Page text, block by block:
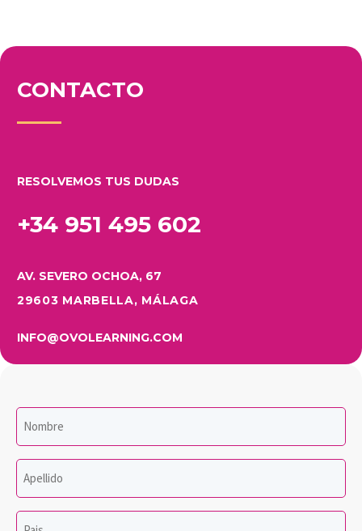
CONTACTO
RESOLVEMOS TUS DUDAS
+34 951 495 602
AV. SEVERO OCHOA, 67
29603 MARBELLA, MÁLAGA
INFO@OVOLEARNING.COM
Nombre
Apellido
Pais